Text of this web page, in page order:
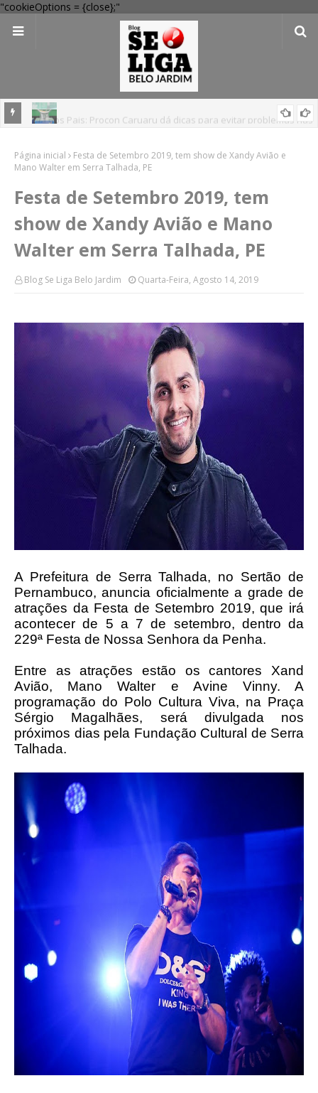
"cookieOptions = {close};"
confira resultados
Página inicial
Festa de Setembro 2019, tem show de Xandy Avião e
Mano Walter em Serra Talhada, PE
Festa de Setembro 2019, tem
show de Xandy Avião e Mano
Walter em Serra Talhada, PE
Blog Se Liga Belo Jardim Quarta-Feira, Agosto 14, 2019
A Prefeitura de Serra Talhada, no Sertão de
Pernambuco, anuncia oficialmente a grade de
atrações da Festa de Setembro 2019, que irá
acontecer de 5 a 7 de setembro, dentro da
229ª Festa de Nossa Senhora da Penha.
Entre as atrações estão os cantores Xand
Avião, Mano Walter e Avine Vinny. A
programação do Polo Cultura Viva, na Praça
Sérgio Magalhães, será divulgada nos
próximos dias pela Fundação Cultural de Serra
Talhada.